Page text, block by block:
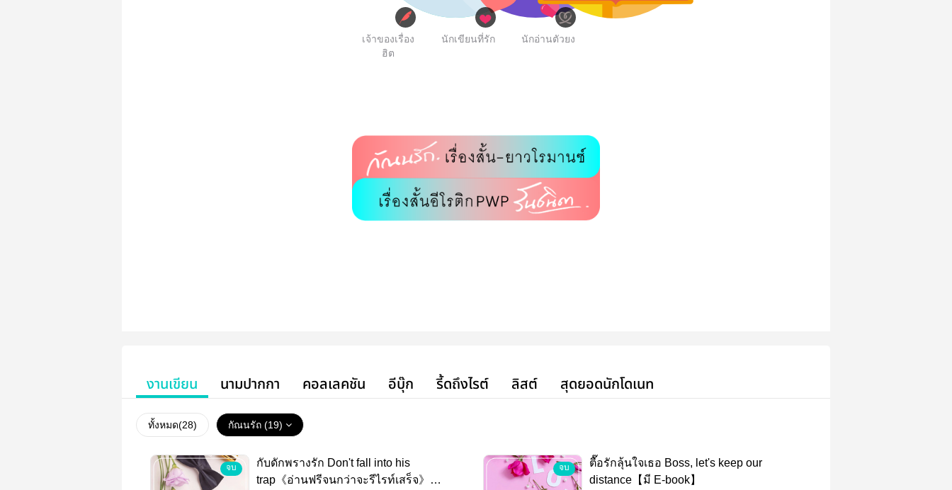
เจ้าของเรื่อง
ฮิต
นักเขียนที่รัก นักอ่านตัวยง
งานเขียน นามปากกา คอลเลคชัน อีบุ๊ก รี้ดถึงไรต์ ลิสต์ สุดยอดนักโดเนท
ทั้งหมด(28) กัณนรัถ (19)
จบ
กับดักพรางรัก Don't fall into his
trap《อ่านฟรีจนกว่าจะรีไรท์เสร็จ》【มี
จบ
ตื๊อรักลุ้นใจเธอ Boss, let's keep our
distance【มี E-book】